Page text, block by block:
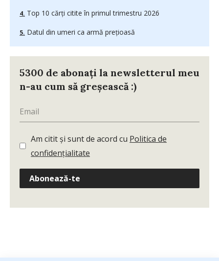
Top 10 cărți citite în primul trimestru 2026
Datul din umeri ca armă prețioasă
5300 de abonați la newsletterul meu
n-au cum să greșească :)
Am citit și sunt de acord cu Politica de
confidențialitate
Abonează-te